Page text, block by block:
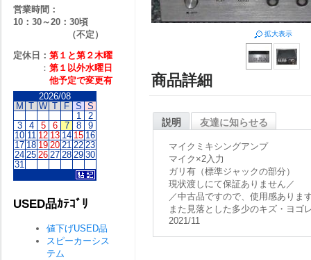
拡大表示
商品詳細
説明 友達に知らせる
マイクミキシングアンプ
マイク×2入力
ガリ有（標準ジャックの部分）
現状渡しにて保証ありません／
／中古品ですので、使用感ありま
また見落とした多少のキズ・ヨゴ
2021/11
営業時間：
10：30～20：30頃
（不定）
定休日： 第１と第２木曜
： 第１以外水曜日
他予定で変更有
2026/08
M T W T F S S
1
2
3
4 5 6 7 8
9
10 11 12 13 14 15 16
17 18 19 20 21 22 23
24 25 26 27 28 29 30
31
USED品ｶﾃｺﾞﾘ
値下げUSED品
スピーカーシス
テム